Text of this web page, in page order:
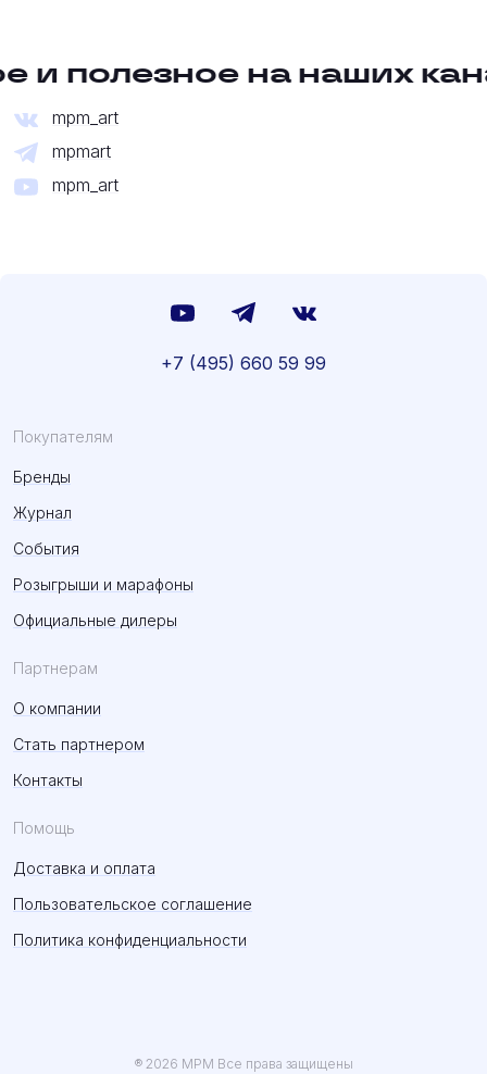
и полезное на наших
mpm_art
mpmart
mpm_art
Покупателям
Бренды
Журнал
События
Розыгрыши и марафоны
Официальные дилеры
Партнерам
О компании
Стать партнером
Контакты
Помощь
Доставка и оплата
Пользовательское соглашение
Политика конфиденциальности
+7 (495) 660 59 99
® 2026 MPM Все права защищены